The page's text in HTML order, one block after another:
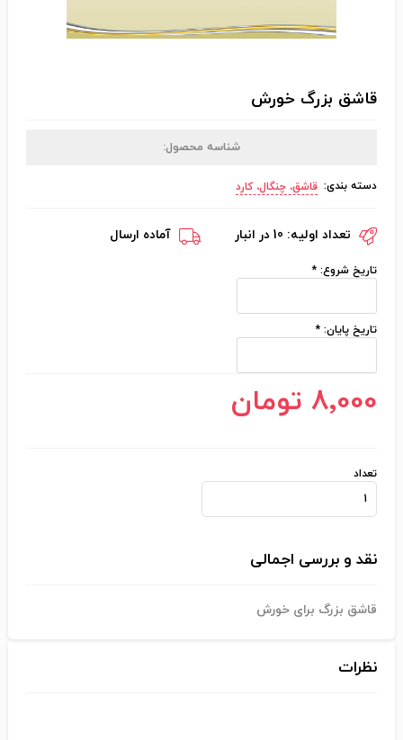
قاشق بزرگ خورش
شناسه محصول:
دسته بندی: قاشق، چنگال، کارد
تعداد اولیه: 10 در انبار آماده ارسال
تاریخ شروع: *
تاریخ پایان: *
8٬000 تومان
تعداد
نقد و بررسی اجمالی
قاشق بزرگ برای خورش
نظرات